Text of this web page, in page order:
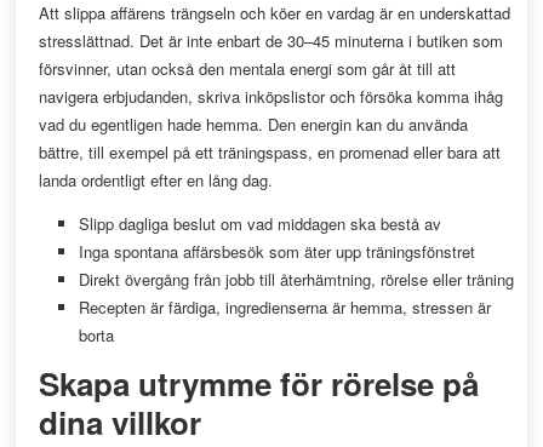
Att slippa affärens trängseln och köer en vardag är en underskattad
stresslättnad. Det är inte enbart de 30–45 minuterna i butiken som
försvinner, utan också den mentala energi som går åt till att
navigera erbjudanden, skriva inköpslistor och försöka komma ihåg
vad du egentligen hade hemma. Den energin kan du använda
bättre, till exempel på ett träningspass, en promenad eller bara att
landa ordentligt efter en lång dag.
Slipp dagliga beslut om vad middagen ska bestå av
Inga spontana affärsbesök som äter upp träningsfönstret
Direkt övergång från jobb till återhämtning, rörelse eller träning
Recepten är färdiga, ingredienserna är hemma, stressen är
borta
Skapa utrymme för rörelse på
dina villkor